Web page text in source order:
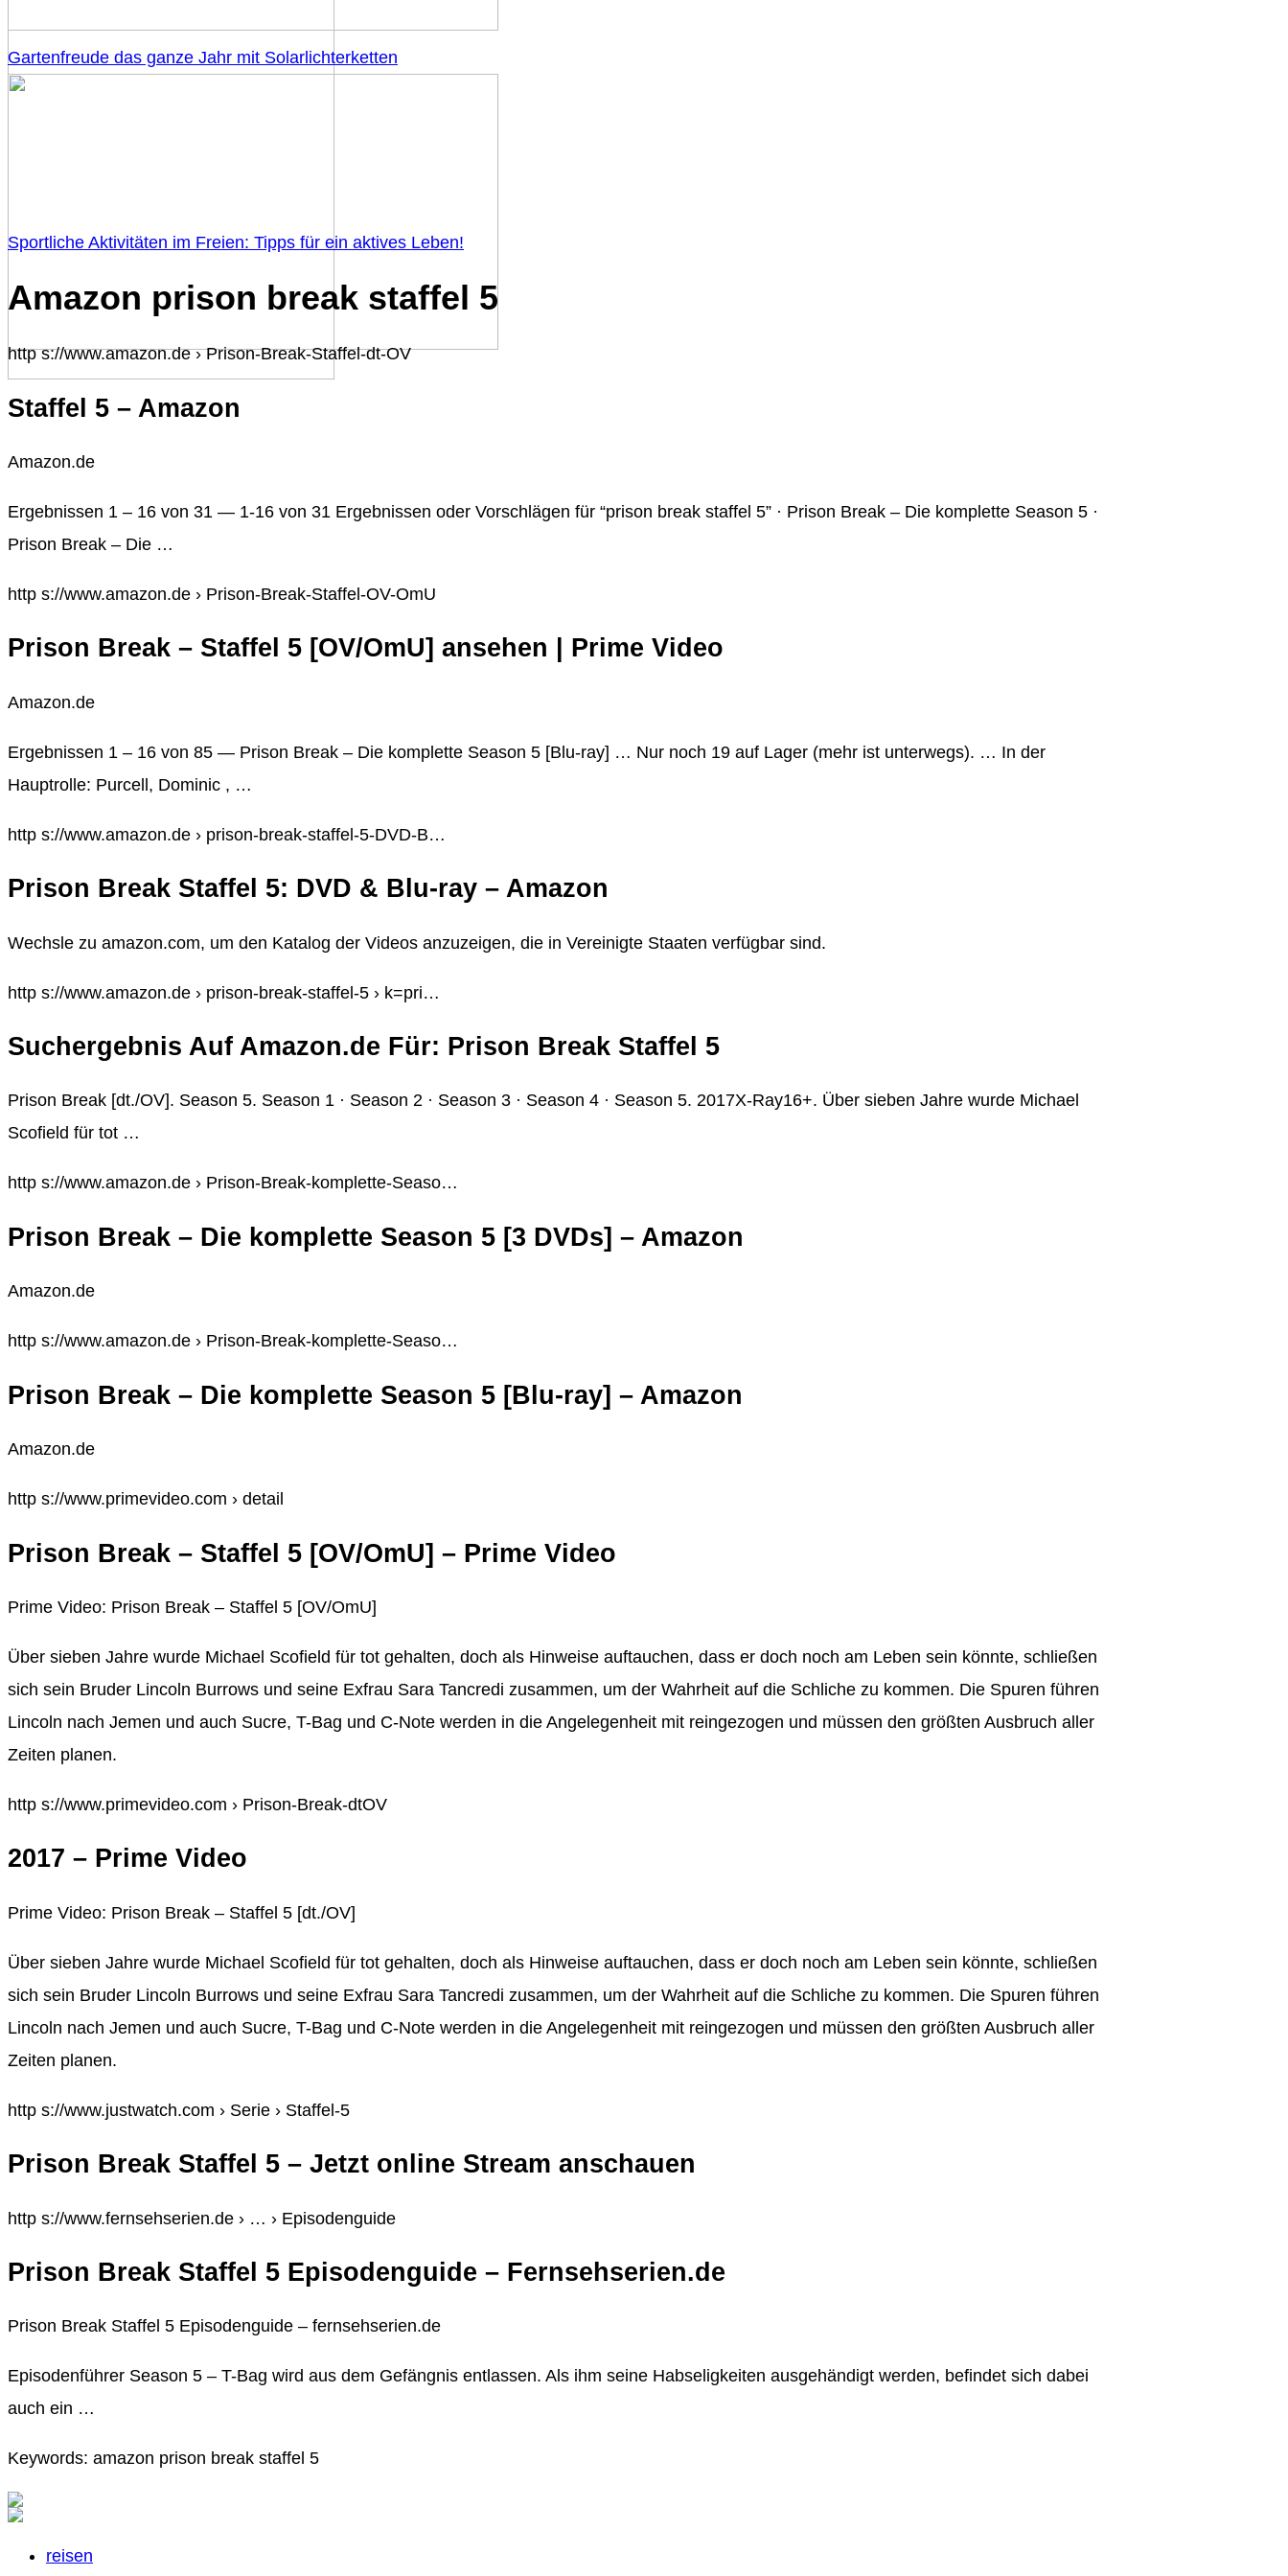
Gartenfreude das ganze Jahr mit Solarlichterketten
Sportliche Aktivitäten im Freien: Tipps für ein aktives Leben!
Amazon prison break staffel 5
http s://www.amazon.de › Prison-Break-Staffel-dt-OV
Staffel 5 – Amazon
Amazon.de
Ergebnissen 1 – 16 von 31 — 1-16 von 31 Ergebnissen oder Vorschlägen für “prison break staffel 5” · Prison Break – Die komplette Season 5 ·
Prison Break – Die …
http s://www.amazon.de › Prison-Break-Staffel-OV-OmU
Prison Break – Staffel 5 [OV/OmU] ansehen | Prime Video
Amazon.de
Ergebnissen 1 – 16 von 85 — Prison Break – Die komplette Season 5 [Blu-ray] … Nur noch 19 auf Lager (mehr ist unterwegs). … In der
Hauptrolle: Purcell, Dominic , …
http s://www.amazon.de › prison-break-staffel-5-DVD-B…
Prison Break Staffel 5: DVD & Blu-ray – Amazon
Wechsle zu amazon.com, um den Katalog der Videos anzuzeigen, die in Vereinigte Staaten verfügbar sind.
http s://www.amazon.de › prison-break-staffel-5 › k=pri…
Suchergebnis Auf Amazon.de Für: Prison Break Staffel 5
Prison Break [dt./OV]. Season 5. Season 1 · Season 2 · Season 3 · Season 4 · Season 5. 2017X-Ray16+. Über sieben Jahre wurde Michael
Scofield für tot …
http s://www.amazon.de › Prison-Break-komplette-Seaso…
Prison Break – Die komplette Season 5 [3 DVDs] – Amazon
Amazon.de
http s://www.amazon.de › Prison-Break-komplette-Seaso…
Prison Break – Die komplette Season 5 [Blu-ray] – Amazon
Amazon.de
http s://www.primevideo.com › detail
Prison Break – Staffel 5 [OV/OmU] – Prime Video
Prime Video: Prison Break – Staffel 5 [OV/OmU]
Über sieben Jahre wurde Michael Scofield für tot gehalten, doch als Hinweise auftauchen, dass er doch noch am Leben sein könnte, schließen
sich sein Bruder Lincoln Burrows und seine Exfrau Sara Tancredi zusammen, um der Wahrheit auf die Schliche zu kommen. Die Spuren führen
Lincoln nach Jemen und auch Sucre, T-Bag und C-Note werden in die Angelegenheit mit reingezogen und müssen den größten Ausbruch aller
Zeiten planen.
http s://www.primevideo.com › Prison-Break-dtOV
2017 – Prime Video
Prime Video: Prison Break – Staffel 5 [dt./OV]
Über sieben Jahre wurde Michael Scofield für tot gehalten, doch als Hinweise auftauchen, dass er doch noch am Leben sein könnte, schließen
sich sein Bruder Lincoln Burrows und seine Exfrau Sara Tancredi zusammen, um der Wahrheit auf die Schliche zu kommen. Die Spuren führen
Lincoln nach Jemen und auch Sucre, T-Bag und C-Note werden in die Angelegenheit mit reingezogen und müssen den größten Ausbruch aller
Zeiten planen.
http s://www.justwatch.com › Serie › Staffel-5
Prison Break Staffel 5 – Jetzt online Stream anschauen
http s://www.fernsehserien.de › … › Episodenguide
Prison Break Staffel 5 Episodenguide – Fernsehserien.de
Prison Break Staffel 5 Episodenguide – fernsehserien.de
Episodenführer Season 5 – T-Bag wird aus dem Gefängnis entlassen. Als ihm seine Habseligkeiten ausgehändigt werden, befindet sich dabei
auch ein …
Keywords: amazon prison break staffel 5
reisen